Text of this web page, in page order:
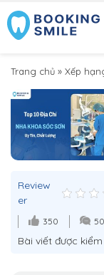
Trang chủ » Xếp
Review
er
350
Bài viết được